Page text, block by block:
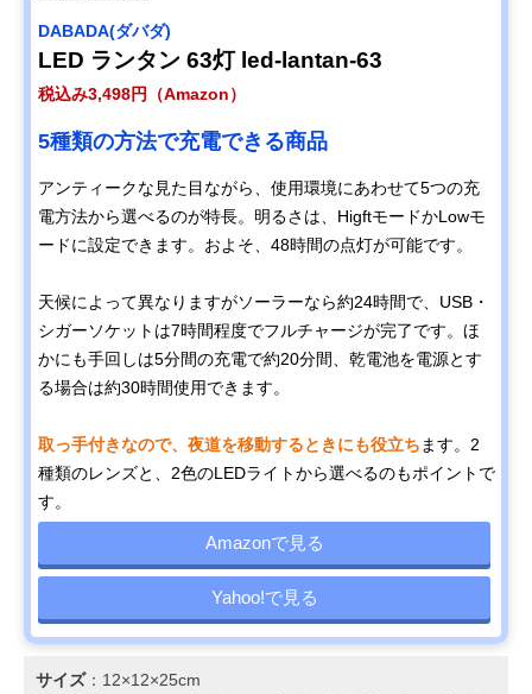
DABADA(ダバダ)
LED ランタン 63灯 led-lantan-63
税込み3,498円（Amazon）
5種類の方法で充電できる商品
アンティークな見た目ながら、使用環境にあわせて5つの充
電方法から選べるのが特長。明るさは、HigftモードかLowモ
ードに設定できます。およそ、48時間の点灯が可能です。
天候によって異なりますがソーラーなら約24時間で、USB・
シガーソケットは7時間程度でフルチャージが完了です。ほ
かにも手回しは5分間の充電で約20分間、乾電池を電源とす
る場合は約30時間使用できます。
取っ手付きなので、夜道を移動するときにも役立ちます。2
種類のレンズと、2色のLEDライトから選べるのもポイントで
す。
Amazonで見る
Yahoo!で見る
サイズ：12×12×25cm